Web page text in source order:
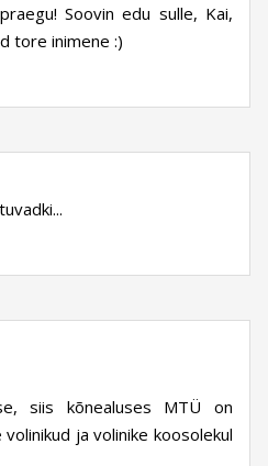
Soovin edu sulle, Kai,
tore inimene :)
siis kõnealuses MTÜ on
ja volinike koosolekul